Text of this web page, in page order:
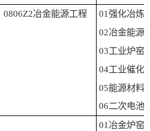
0806Z2冶金能源工程 01强化冶炼
02冶金能源
03工业炉窑
04工业催化
05能源材料
06二次电池
01 冶金炉窑